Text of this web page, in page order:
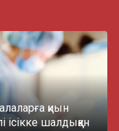
қиын
ісікке шалдыққан